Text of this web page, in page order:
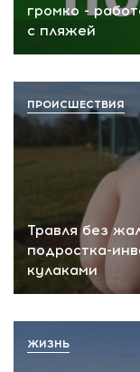
громко -
с пляжей
Травля без
подростка-
кулаками
ПРОИСШЕСТВИЯ
ЖИЗНЬ